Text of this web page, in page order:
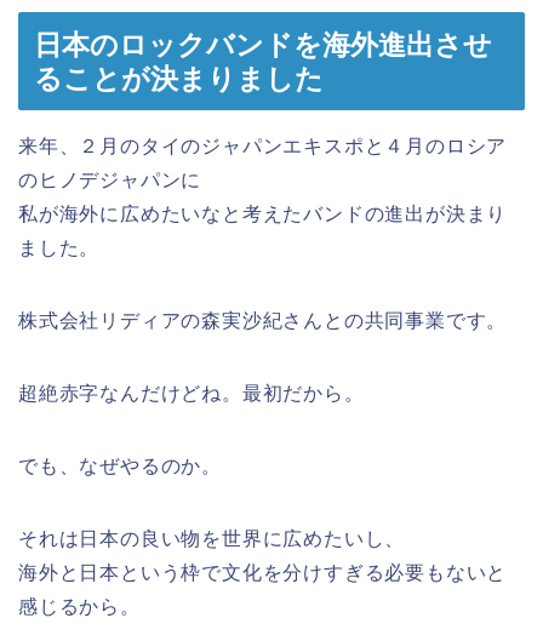
日本のロックバンドを海外進出させ
ることが決まりました
来年、２月のタイのジャパンエキスポと４月のロシア
のヒノデジャパンに
私が海外に広めたいなと考えたバンドの進出が決まり
ました。
株式会社リディアの森実沙紀さんとの共同事業です。
超絶赤字なんだけどね。最初だから。
でも、なぜやるのか。
それは日本の良い物を世界に広めたいし、
海外と日本という枠で文化を分けすぎる必要もないと
感じるから。